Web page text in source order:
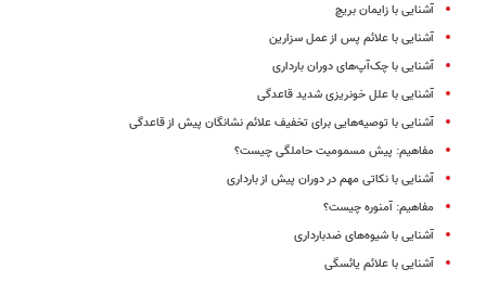
آشنایی با زایمان بریچ
آشنایی با علائم پس از عمل سزارین
آشنایی با چک‌‌آپ‌های دوران بارداری
آشنایی با علل خونریزی شدید قاعدگی
آشنایی با توصیه‌هایی برای تخفیف علائم نشانگان پیش از قاعدگی
مفاهیم: پیش مسمومیت حاملگی چیست؟
آشنایی با نکاتی مهم در دوران پیش از بارداری
مفاهیم: آمنوره چیست؟
آشنایی با شیوه‌های ضدبارداری
آشنایی با علائم یائسگی